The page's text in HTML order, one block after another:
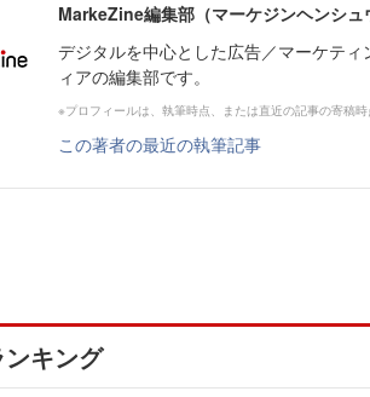
MarkeZine編集部（マーケジンヘンシュ
デジタルを中心とした広告／マーケテ
ィアの編集部です。
※プロフィールは、執筆時点、または直近の記事の寄稿
この著者の最近の執筆記事
キング